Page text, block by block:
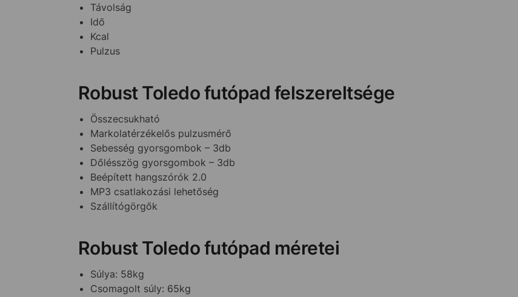
Távolság
Idő
Kcal
Pulzus
Robust Toledo futópad felszereltsége
Összecsukható
Markolatérzékelős pulzusmérő
Sebesség gyorsgombok – 3db
Dőlésszög gyorsgombok – 3db
Beépített hangszórók 2.0
MP3 csatlakozási lehetőség
Szállítógörgők
Robust Toledo futópad méretei
Súlya: 58kg
Csomagolt súly: 65kg